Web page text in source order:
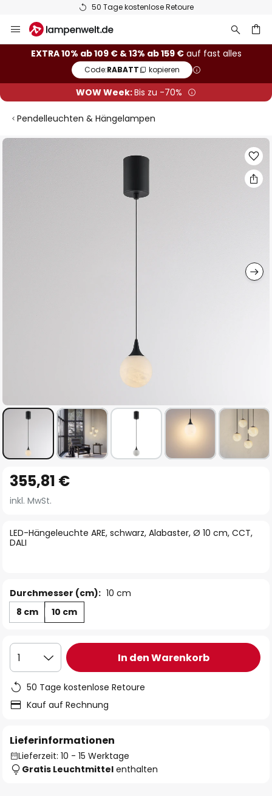
50 Tage kostenlose Retoure
Inhalt
springen
EXTRA 10% ab 109 € & 13% ab 159 €auf fast alles
Code:RABATT kopieren
WOW Week:Bis zu -70%
Pendelleuchten & Hängelampen
Zum
Anfang
der
springen
LED-Hängeleuchte ARE, schwarz, Alabaster, Ø 10 cm, CCT,
DALI
355,81 €
inkl. MwSt.
Durchmesser (cm): 10 cm
8 cm
10 cm
1 In den Warenkorb
50 Tage kostenlose Retoure
Kauf auf Rechnung
Lieferinformationen
Lieferzeit: 10 - 15 Werktage
Gratis Leuchtmittel enthalten